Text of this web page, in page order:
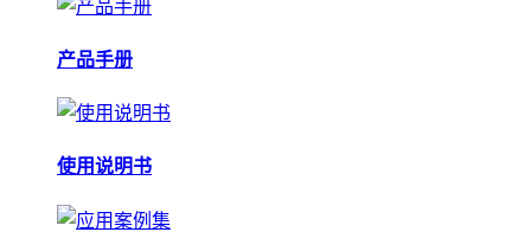
产品手册
使用说明书